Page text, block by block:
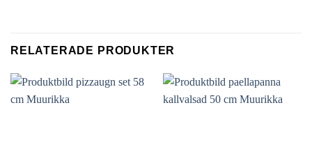
RELATERADE PRODUKTER